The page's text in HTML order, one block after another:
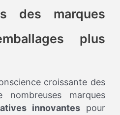
des marques
plus
croissante des
nombreuses marques
innovantespour